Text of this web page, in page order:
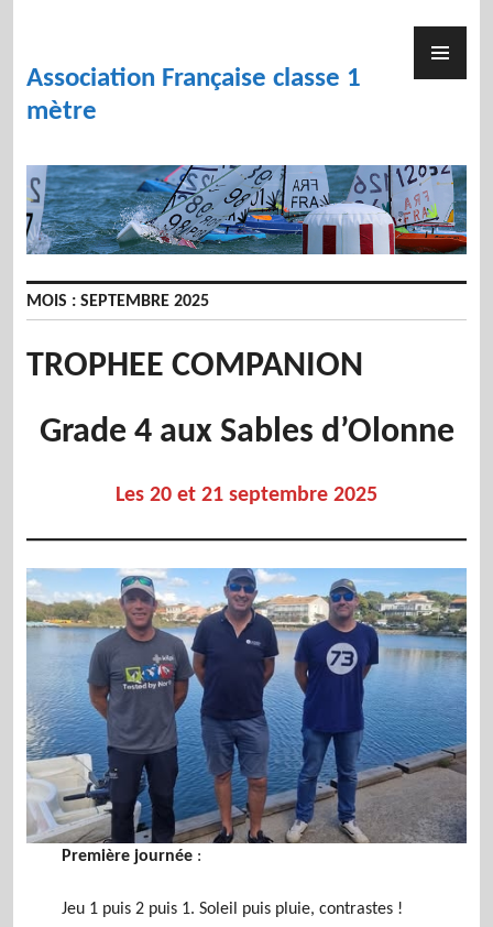
content
Association Française classe 1
mètre
MOIS : SEPTEMBRE 2025
TROPHEE COMPANION
Grade 4 aux Sables d’Olonne
Les 20 et 21 septembre 2025
Première journée :
Jeu 1 puis 2 puis 1. Soleil puis pluie, contrastes !